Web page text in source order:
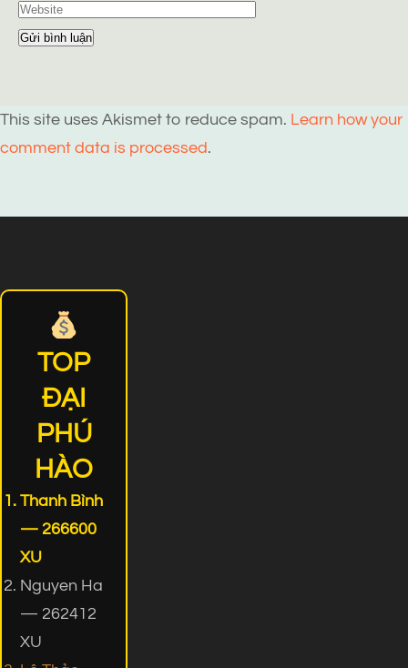
This site uses Akismet to reduce spam. Learn how your
comment data is processed.
TOP
ĐẠI
PHÚ
HÀO
Thanh Bình
— 266600
XU
Nguyen Ha
— 262412
XU